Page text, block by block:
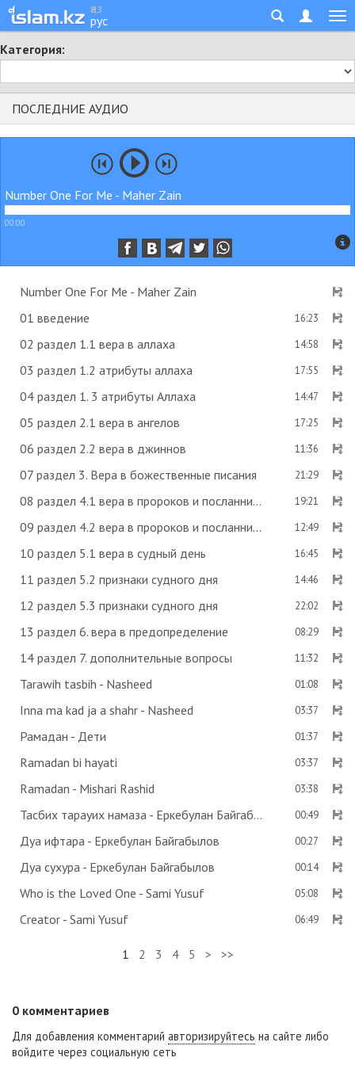
қаз
рус
Категория:
ПОСЛЕДНИЕ АУДИО
Number One For Me - Maher Zain
00:00
Number One For Me - Maher Zain
01 введение
16:23
02 раздел 1.1 вера в аллаха 14:58
03 раздел 1.2 атрибуты аллаха 17:55
04 раздел 1. 3 атрибуты Аллаха 14:47
05 раздел 2.1 вера в ангелов 17:25
06 раздел 2.2 вера в джиннов 11:36
07 раздел 3. Вера в божественные писания 21:29
08 раздел 4.1 вера в пророков и посланников 19:21
09 раздел 4.2 вера в пророков и посланников 12:49
10 раздел 5.1 вера в судный день 16:45
11 раздел 5.2 признаки судного дня 14:46
12 раздел 5.3 признаки судного дня 22:02
13 раздел 6. вера в предопределение 08:29
14 раздел 7. дополнительные вопросы 11:32
Tarawih tasbih - Nasheed 01:08
Inna ma kad ja a shahr - Nasheed 03:37
Рамадан - Дети 01:37
Ramadan bi hayati 03:37
Ramadan - Mishari Rashid 03:38
Тасбих тарауих намаза - Еркебулан Байгабылов 00:49
Дуа ифтара - Еркебулан Байгабылов 00:27
Дуа сухура - Еркебулан Байгабылов 00:14
Who is the Loved One - Sami Yusuf 05:08
Creator - Sami Yusuf 06:49
1 2 3 4 5 > >>
0 комментариев
Для добавления комментарий авторизируйтесь на сайте либо
войдите через социальную сеть